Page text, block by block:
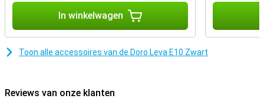
In winkelwagen
Toon alle accessoires van de Doro Leva E10 Zwart
Reviews van onze klanten